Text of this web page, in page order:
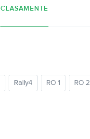
CLASAMENTE
Rally4 RO 1 RO 2